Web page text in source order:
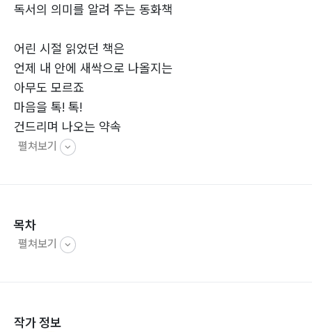
독서의 의미를 알려 주는 동화책
어린 시절 읽었던 책은
언제 내 안에 새싹으로 나올지는
아무도 모르죠
마음을 톡! 톡!
건드리며 나오는 약속
펼쳐보기
목차
펼쳐보기
작가 정보